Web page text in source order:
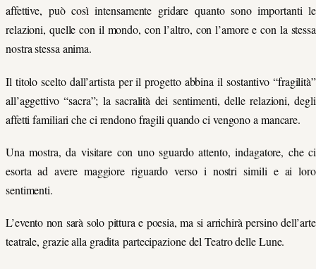
affettive, può così intensamente gridare quanto sono importanti le
relazioni, quelle con il mondo, con l’altro, con l’amore e con la stessa
nostra stessa anima.
Il titolo scelto dall’artista per il progetto abbina il sostantivo “fragilità”
all’aggettivo “sacra”; la sacralità dei sentimenti, delle relazioni, degli
affetti familiari che ci rendono fragili quando ci vengono a mancare.
Una mostra, da visitare con uno sguardo attento, indagatore, che ci
esorta ad avere maggiore riguardo verso i nostri simili e ai loro
sentimenti.
L’evento non sarà solo pittura e poesia, ma si arrichirà persino dell’arte
teatrale, grazie alla gradita partecipazionedelTeatro delle Lune.